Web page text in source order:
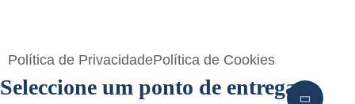
Política de PrivacidadePolítica de Cookies
Seleccione um ponto de entrega